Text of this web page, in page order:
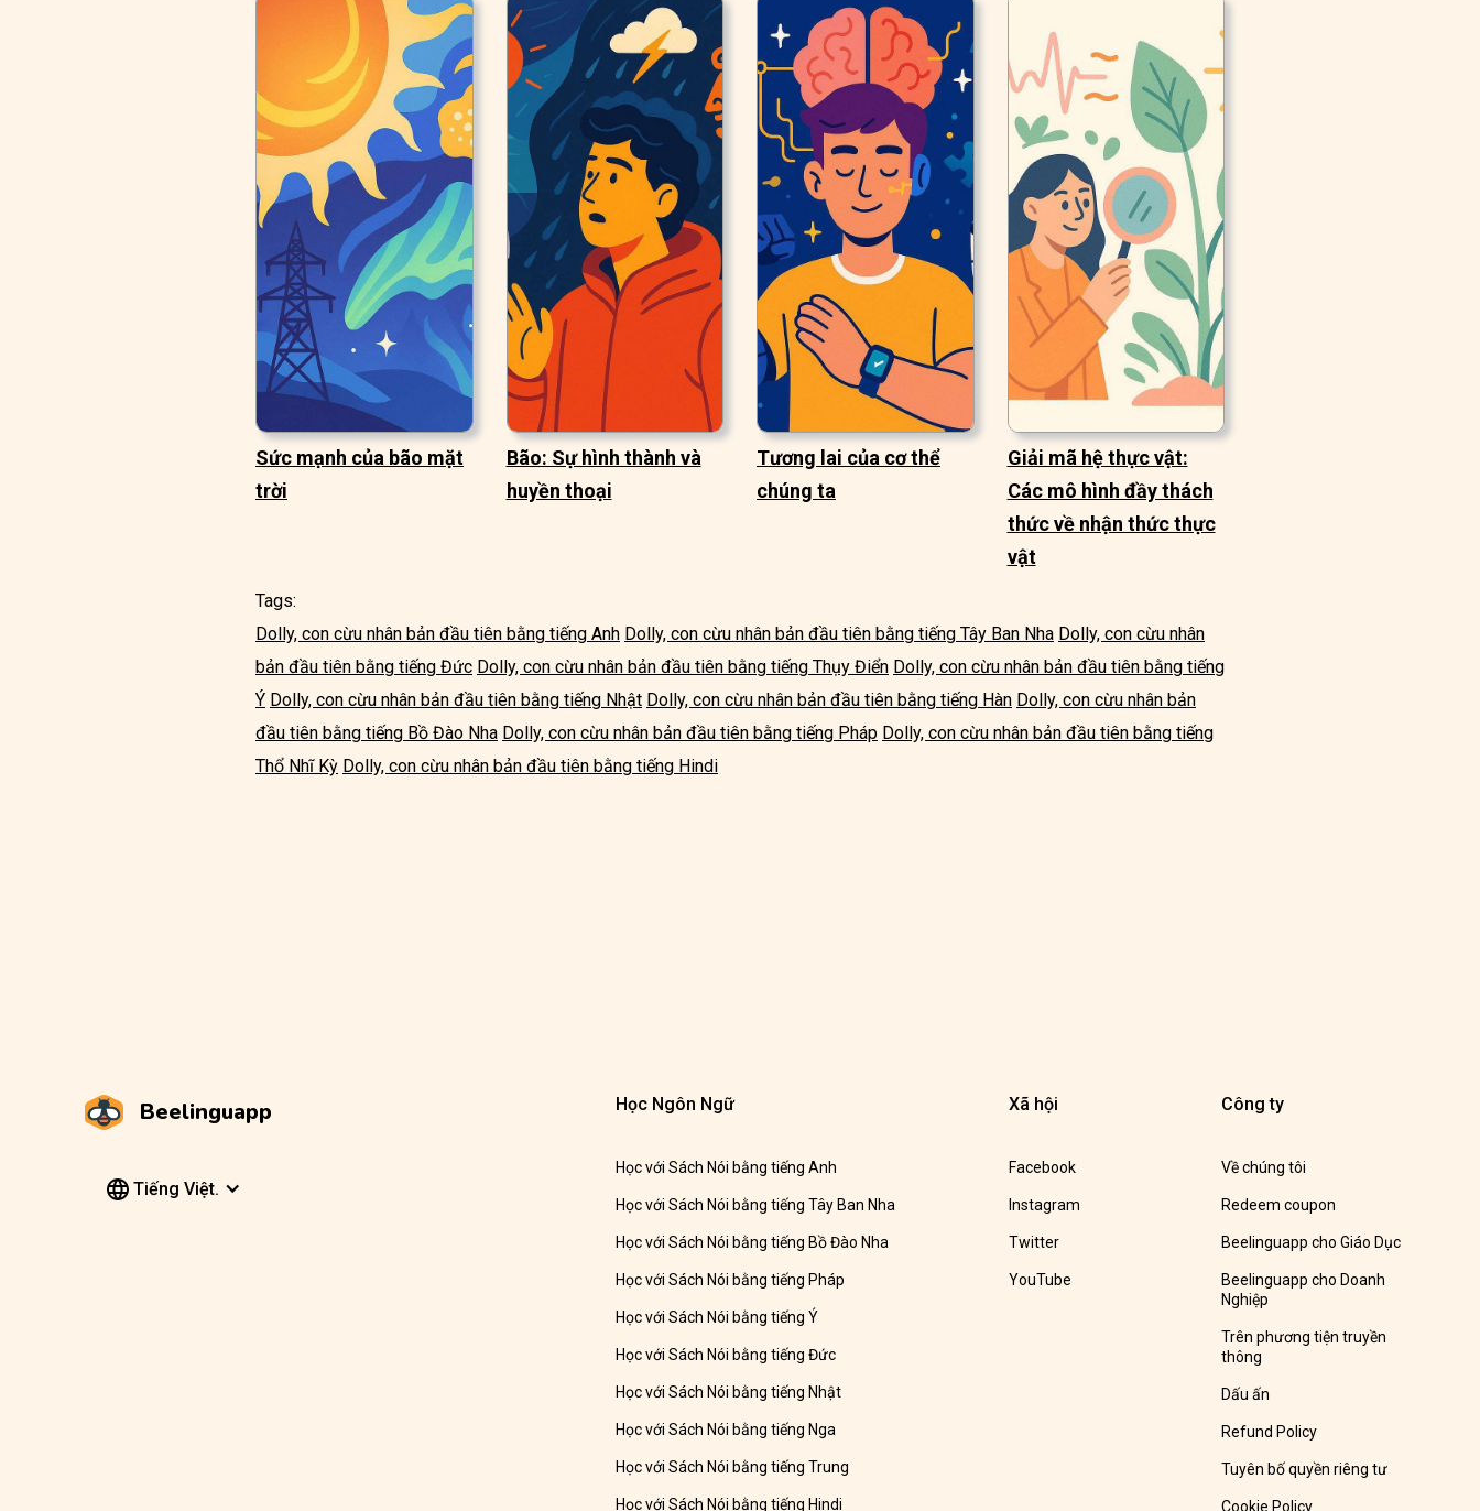
Sức mạnh của bão mặt
trời
Bão: Sự hình thành và
huyền thoại
Tương lai của cơ thể
chúng ta
Giải mã hệ thực vật:
Các mô hình đầy thách
thức về nhận thức thực
vật
Tags:
Dolly, con cừu nhân bản đầu tiên bằng tiếng Anh Dolly, con cừu nhân bản đầu tiên bằng tiếng Tây Ban Nha Dolly, con cừu nhân
bản đầu tiên bằng tiếng Đức Dolly, con cừu nhân bản đầu tiên bằng tiếng Thụy Điển Dolly, con cừu nhân bản đầu tiên bằng tiếng
Ý Dolly, con cừu nhân bản đầu tiên bằng tiếng Nhật Dolly, con cừu nhân bản đầu tiên bằng tiếng Hàn Dolly, con cừu nhân bản
đầu tiên bằng tiếng Bồ Đào Nha Dolly, con cừu nhân bản đầu tiên bằng tiếng Pháp Dolly, con cừu nhân bản đầu tiên bằng tiếng
Thổ Nhĩ Kỳ Dolly, con cừu nhân bản đầu tiên bằng tiếng Hindi
Beelinguapp
Tiếng Việt.
Học Ngôn Ngữ
Học với Sách Nói bằng tiếng Anh
Học với Sách Nói bằng tiếng Tây Ban Nha
Học với Sách Nói bằng tiếng Bồ Đào Nha
Học với Sách Nói bằng tiếng Pháp
Học với Sách Nói bằng tiếng Ý
Học với Sách Nói bằng tiếng Đức
Học với Sách Nói bằng tiếng Nhật
Học với Sách Nói bằng tiếng Nga
Học với Sách Nói bằng tiếng Trung
Học với Sách Nói bằng tiếng Hindi
Xã hội
Facebook
Instagram
Twitter
YouTube
Công ty
Về chúng tôi
Redeem coupon
Beelinguapp cho Giáo Dục
Beelinguapp cho Doanh
Nghiệp
Trên phương tiện truyền
thông
Dấu ấn
Refund Policy
Tuyên bố quyền riêng tư
Cookie Policy